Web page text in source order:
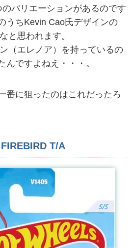
バリエーションがあるのです
うちKevin Cao氏デザインの
と思われます。
（エレノア）を持っているの
んですよねえ・・・。
番に狙ったのはこれだったろ
T/A